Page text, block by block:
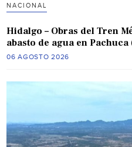
NACIONAL
Hidalgo – Obras del Tren
abasto de agua en
06 AGOSTO 2026